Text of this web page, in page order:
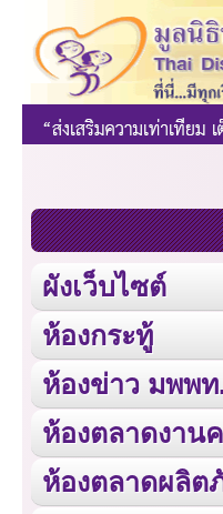
ผังเว็บไซต์
ห้องกระทู้
ห้องข่าว มพพท
ห้องตลาดงาน
ห้องตลาดผลิ